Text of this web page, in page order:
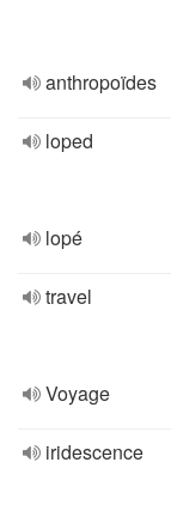
anthropoïdes
loped
lopé
travel
Voyage
iridescence